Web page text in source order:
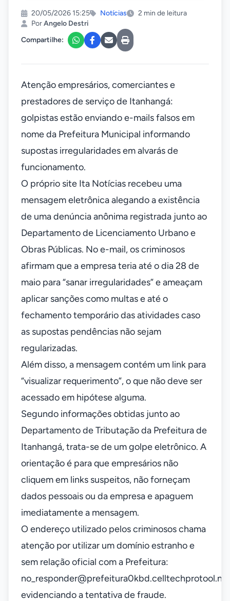
20/05/2026 15:25 Notícias
2 min de leitura
PorAngelo Destri
Compartilhe:
Atenção empresários, comerciantes e
prestadores de serviço de Itanhangá:
golpistas estão enviando e-mails falsos em
nome da Prefeitura Municipal informando
supostas irregularidades em alvarás de
funcionamento.
O próprio site Ita Notícias recebeu uma
mensagem eletrônica alegando a existência
de uma denúncia anônima registrada junto ao
Departamento de Licenciamento Urbano e
Obras Públicas. No e-mail, os criminosos
afirmam que a empresa teria até o dia 28 de
maio para “sanar irregularidades” e ameaçam
aplicar sanções como multas e até o
fechamento temporário das atividades caso
as supostas pendências não sejam
regularizadas.
Além disso, a mensagem contém um link para
“visualizar requerimento”, o que não deve ser
acessado em hipótese alguma.
Segundo informações obtidas junto ao
Departamento de Tributação da Prefeitura de
Itanhangá, trata-se de um golpe eletrônico. A
orientação é para que empresários não
cliquem em links suspeitos, não forneçam
dados pessoais ou da empresa e apaguem
imediatamente a mensagem.
O endereço utilizado pelos criminosos chama
atenção por utilizar um domínio estranho e
sem relação oficial com a Prefeitura:
evidenciando a tentativa de fraude.